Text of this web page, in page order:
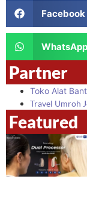
Facebook
WhatsApp
Partner
Toko Alat
Travel Umroh
Featured